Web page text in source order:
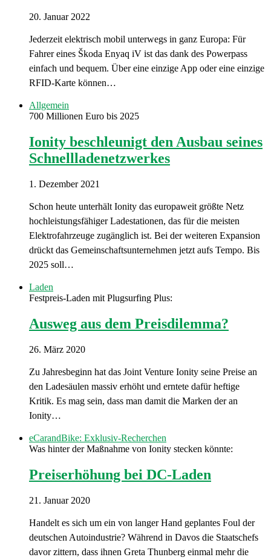
20. Januar 2022
Jederzeit elektrisch mobil unterwegs in ganz Europa: Für
Fahrer eines Škoda Enyaq iV ist das dank des Powerpass
einfach und bequem. Über eine einzige App oder eine einzige
RFID-Karte können…
Allgemein
700 Millionen Euro bis 2025
Ionity beschleunigt den Ausbau seines
Schnellladenetzwerkes
1. Dezember 2021
Schon heute unterhält Ionity das europaweit größte Netz
hochleistungsfähiger Ladestationen, das für die meisten
Elektrofahrzeuge zugänglich ist. Bei der weiteren Expansion
drückt das Gemeinschaftsunternehmen jetzt aufs Tempo. Bis
2025 soll…
Laden
Festpreis-Laden mit Plugsurfing Plus:
Ausweg aus dem Preisdilemma?
26. März 2020
Zu Jahresbeginn hat das Joint Venture Ionity seine Preise an
den Ladesäulen massiv erhöht und erntete dafür heftige
Kritik. Es mag sein, dass man damit die Marken der an
Ionity…
eCarandBike: Exklusiv-Recherchen
Was hinter der Maßnahme von Ionity stecken könnte:
Preiserhöhung bei DC-Laden
21. Januar 2020
Handelt es sich um ein von langer Hand geplantes Foul der
deutschen Autoindustrie? Während in Davos die Staatschefs
davor zittern, dass ihnen Greta Thunberg einmal mehr die